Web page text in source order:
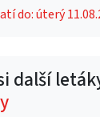
do: úterý
další